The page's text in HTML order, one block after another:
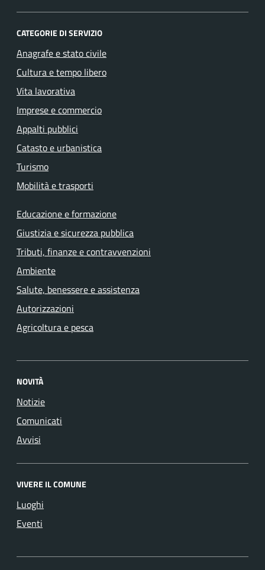
CATEGORIE DI SERVIZIO
Anagrafe e stato civile
Cultura e tempo libero
Vita lavorativa
Imprese e commercio
Appalti pubblici
Catasto e urbanistica
Turismo
Mobilità e trasporti
Educazione e formazione
Giustizia e sicurezza pubblica
Tributi, finanze e contravvenzioni
Ambiente
Salute, benessere e assistenza
Autorizzazioni
Agricoltura e pesca
NOVITÀ
Notizie
Comunicati
Avvisi
VIVERE IL COMUNE
Luoghi
Eventi